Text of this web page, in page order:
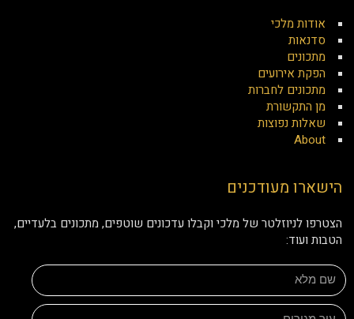
אודות מלכי
סדנאות
מתכונים
הפקת אירועים
מתכונים לחברות
מן התקשורת
שאלות נפוצות
About
הישארו מעודכנים
הצטרפו לניוזלטר של מלכי וקבלו עדכונים שוטפים, מתכונים בלעדיים,
הטבות ועוד: